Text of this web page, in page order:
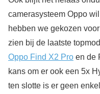
camerasysteem Oppo
hebben we gekozen
zien bij de laatste
Oppo Find X2 Pro en de
kans om er ook een 5x
ten slotte is er geen